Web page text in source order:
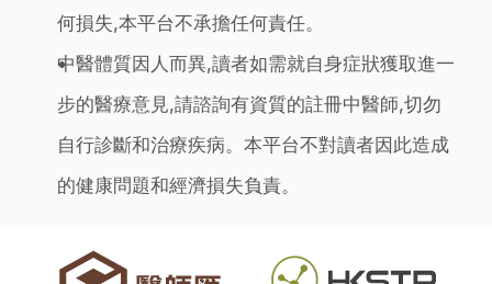
何損失,本平台不承擔任何責任。
中醫體質因人而異,讀者如需就自身症狀獲取進一
步的醫療意見,請諮詢有資質的註冊中醫師,切勿
自行診斷和治療疾病。本平台不對讀者因此造成
的健康問題和經濟損失負責。